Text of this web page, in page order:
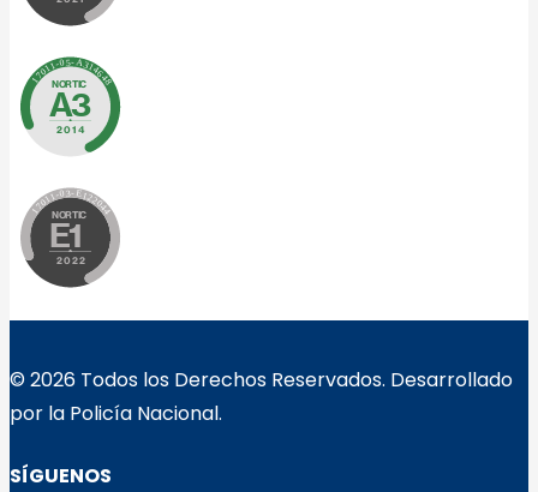
© 2026 Todos los Derechos Reservados. Desarrollado
por la Policía Nacional.
SÍGUENOS